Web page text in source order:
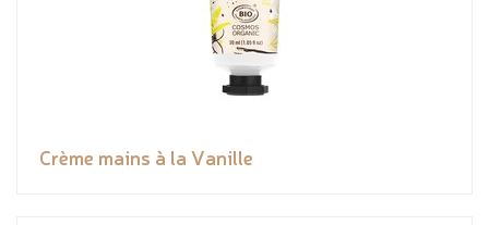
Crème mains à la Vanille